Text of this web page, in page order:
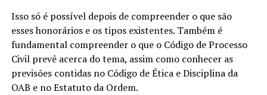
Isso só é possível depois de compreender o que são
esses honorários e os tipos existentes. Também é
fundamental compreender o que o Código de Processo
Civil prevê acerca do tema, assim como conhecer as
previsões contidas no Código de Ética e Disciplina da
OAB e no Estatuto da Ordem.